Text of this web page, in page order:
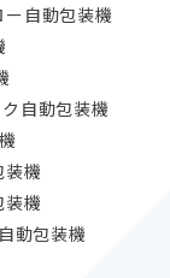
ー自動包装機
自動包装機
装機
装機
動包装機